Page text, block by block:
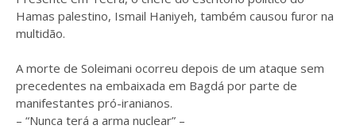
Hamas palestino, Ismail Haniyeh, também causou furor na
multidão.
A morte de Soleimani ocorreu depois de um ataque sem
precedentes na embaixada em Bagdá por parte de
manifestantes pró-iranianos.
– “Nunca terá a arma nuclear” –